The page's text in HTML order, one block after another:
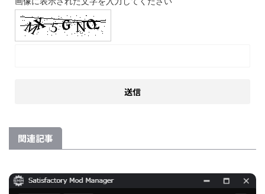
関連記事